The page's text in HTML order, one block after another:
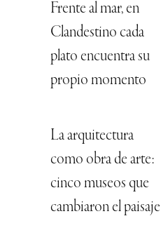
Frente al mar, en
Clandestino cada
plato encuentra su
propio momento
La arquitectura
como obra de arte:
cinco museos que
cambiaron el paisaje